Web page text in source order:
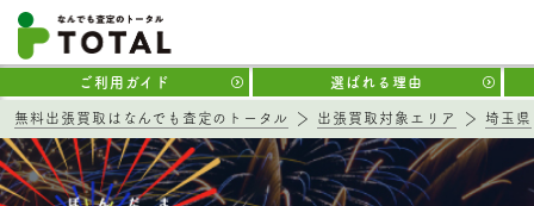
ご利用ガイド 選ばれる理由
無料出張買取はなんでも査定のトータル 出張買取対象エリア 埼玉県